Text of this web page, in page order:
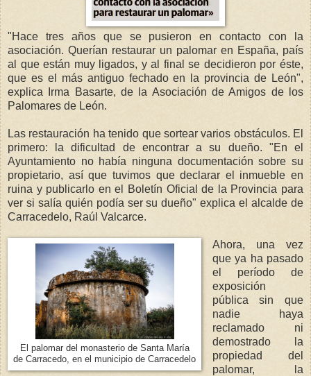
"Hace tres años que se pusieron en contacto con la
asociación. Querían restaurar un palomar en España, país
al que están muy ligados, y al final se decidieron por éste,
que es el más antiguo fechado en la provincia de León",
explica Irma Basarte, de la Asociación de Amigos de los
Palomares de León.
Las restauración ha tenido que sortear varios obstáculos. El
primero: la dificultad de encontrar a su dueño. "En el
Ayuntamiento no había ninguna documentación sobre su
propietario, así que tuvimos que declarar el inmueble en
ruina y publicarlo en el Boletín Oficial de la Provincia para
ver si salía quién podía ser su dueño" explica el alcalde de
Carracedelo, Raúl Valcarce.
El palomar del monasterio de Santa María
de Carracedo, en el municipio de Carracedelo
Ahora, una vez
que ya ha pasado
el período de
exposición
pública sin que
nadie haya
reclamado ni
demostrado la
propiedad del
palomar, la